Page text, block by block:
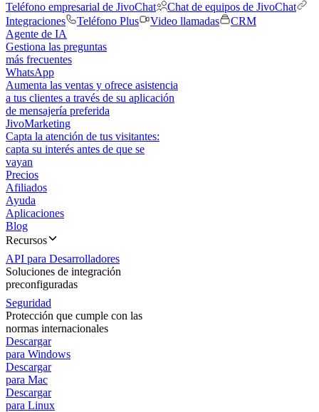
Teléfono empresarial de JivoChat
Chat de equipos de JivoChat
Integraciones
Teléfono Plus Video llamadas
CRM
Agente de IA
Gestiona las preguntas
más frecuentes
WhatsApp
Aumenta las ventas y ofrece asistencia
a tus clientes a través de su aplicación
de mensajería preferida
JivoMarketing
Capta la atención de tus visitantes:
capta su interés antes de que se
vayan
Precios
Afiliados
Ayuda
Aplicaciones
Blog
Recursos
API para Desarrolladores
Soluciones de integración
preconfiguradas
Seguridad
Protección que cumple con las
normas internacionales
Descargar
para Windows
Descargar
para Mac
Descargar
para Linux